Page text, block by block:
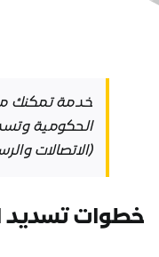
خدمة تمكنك
الحكومية
(الاتصالات
خطوات تسديد